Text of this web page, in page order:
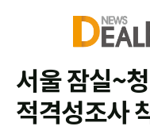
서울 잠실~
적격성조사